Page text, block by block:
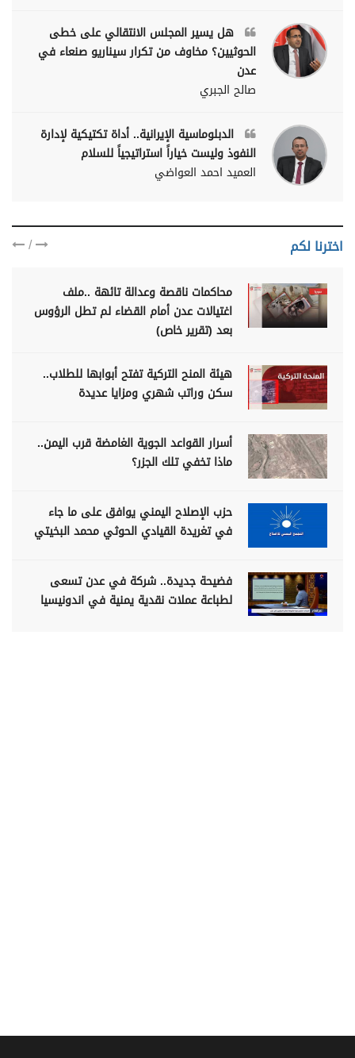
هل يسير المجلس الانتقالي على خطى
الحوثيين؟ مخاوف من تكرار سيناريو صنعاء في
عدن
صالح الجبري
الدبلوماسية الإيرانية.. أداة تكتيكية لإدارة
النفوذ وليست خياراً استراتيجياً للسلام
العميد احمد العواضي
اخترنا لكم /
محاكمات ناقصة وعدالة تائهة ..ملف
اغتيالات عدن أمام القضاء لم تطل الرؤوس
بعد (تقرير خاص)
هيئة المنح التركية تفتح أبوابها للطلاب..
سكن وراتب شهري ومزايا عديدة
أسرار القواعد الجوية الغامضة قرب اليمن..
ماذا تخفي تلك الجزر؟
حزب الإصلاح اليمني يوافق على ما جاء
في تغريدة القيادي الحوثي محمد البخيتي
فضيحة جديدة.. شركة في عدن تسعى
لطباعة عملات نقدية يمنية في اندونيسيا